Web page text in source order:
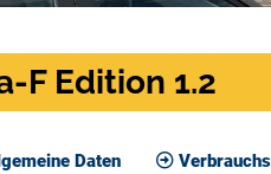
F Edition 1.2
Daten